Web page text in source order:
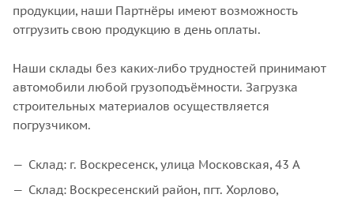
продукции, наши Партнёры имеют возможность
отгрузить свою продукцию в день оплаты.
Наши склады без каких-либо трудностей принимают
автомобили любой грузоподъёмности. Загрузка
строительных материалов осуществляется
погрузчиком.
Склад: г. Воскресенск, улица Московская, 43 А
Склад: Воскресенский район, пгт. Хорлово,